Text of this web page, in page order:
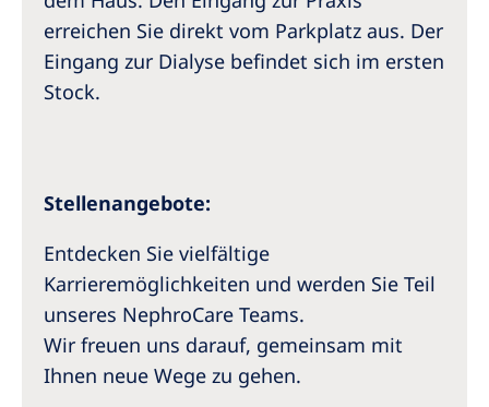
erreichen Sie direkt vom Parkplatz aus. Der
Eingang zur Dialyse befindet sich im ersten
Stock.
Stellenangebote:
Entdecken Sie vielfältige
Karrieremöglichkeiten und werden Sie Teil
unseres NephroCare Teams.
Wir freuen uns darauf, gemeinsam mit
Ihnen neue Wege zu gehen.